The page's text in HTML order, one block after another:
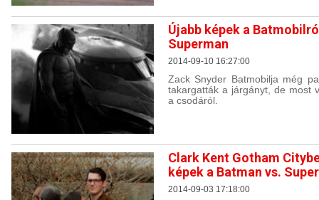
Újabb képek a
Superman
2014-09-10 16:27:00
Zack Snyder Batmobilja még
takargatták a járgányt, de most
a csodáról.
Clark Kent Gotham
képek a Batman vs.
2014-09-03 17:18:00